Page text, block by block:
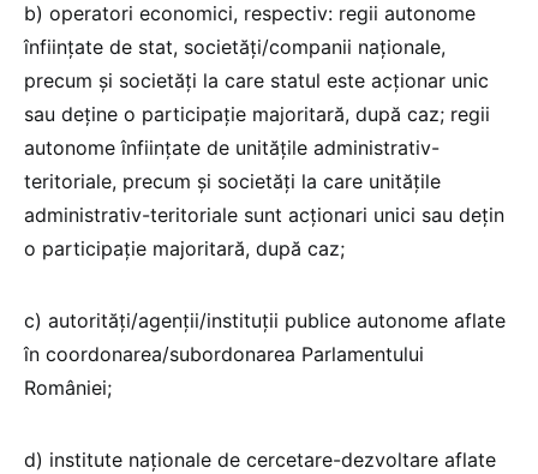
b) operatori economici, respectiv: regii autonome
înfiinţate de stat, societăţi/companii naţionale,
precum şi societăţi la care statul este acţionar unic
sau deţine o participaţie majoritară, după caz; regii
autonome înfiinţate de unităţile administrativ-
teritoriale, precum şi societăţi la care unităţile
administrativ-teritoriale sunt acţionari unici sau deţin
o participaţie majoritară, după caz;
c) autorităţi/agenţii/instituţii publice autonome aflate
în coordonarea/subordonarea Parlamentului
României;
d) institute naţionale de cercetare-dezvoltare aflate